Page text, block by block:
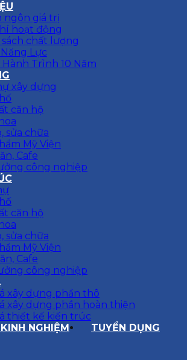
ngôn giá trị
hoạt động
chất lượng
Năng Lực
Hành Trình 10 Năm
xây dựng
căn hộ
sửa chữa
Mỹ Viện
Cafe
công nghiệp
căn hộ
sửa chữa
Mỹ Viện
Cafe
công nghiệp
xây dựng phần thô
xây dựng phần hoàn thiện
thiết kế kiến trúc
NGHIỆM
TUYỂN DỤNG